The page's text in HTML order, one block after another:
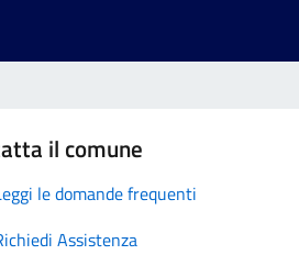
il comune
le domande frequenti
Assistenza